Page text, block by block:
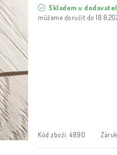
Skladem u
Kód zboží: 4890